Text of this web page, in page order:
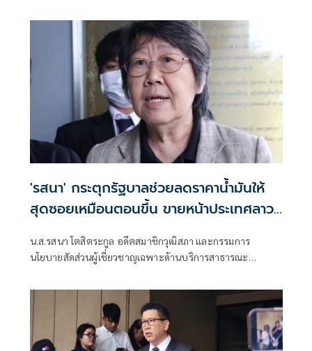
พลังงาน
'รสนา' กระตุกรัฐบาลช่วยลดราคาน้ำมันให้
สุดซอยเหมือนตอนขึ้น ขายหน้าประเทศลาว
4 บาท
น.ส.รสนา โตสิตระกูล อดีตสมาชิกวุฒิสภา และกรรมการ
นโยบายสัดส่วนผู้เชี่ยวชาญเฉพาะด้านบริการสาธารณะ
ซบุ๊ก เรียกร้องให้รัฐบาลเร่งปรับลดราคาน้ำมันขายปลีกภายใน
ประเทศ หลังสถานการณ์ความตึงเครียดในตะวันออกกลางเริ่ม
คลี่คลาย และราคาน้ำมันดิบในตลาดโลกปรับตัวลดลง